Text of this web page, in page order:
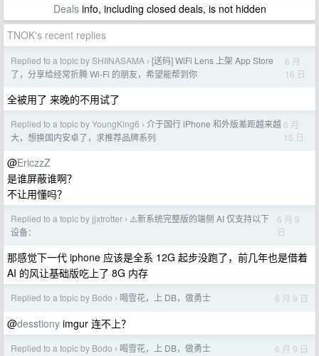
Dealsinfo, including closed deals, is not hidden
TNOK's recent replies
Replied to a topic by SHIINASAMA › [送码] WiFi Lens 上架 App Store
了，分享给经常折腾 Wi-Fi 的朋友，希望能帮到你
6 月
16 日
全被用了 来晚的不用试了
Replied to a topic by YoungKing6 › 介于国行 iPhone 和外版差距越来越
大，想换国内安卓了，求推荐品牌系列
6 月
15 日
@EriczzZ
是谁屏蔽谁啊？
不让用懂吗？
Replied to a topic by jjxtrotter › ⚠️新系统完整版的端侧 AI 仅支持以下
设备：
6 月 9
日
那感觉下一代 iphone 应该是全系 12G 起步没跑了，前几年也是借着
AI 的风让基础版吃上了 8G 内存
Replied to a topic by Bodo › 喝雪花，上 DB，做勇士 6 月 9 日
@desstiony imgur 连不上？
Replied to a topic by Bodo › 喝雪花，上 DB，做勇士 6 月 9 日